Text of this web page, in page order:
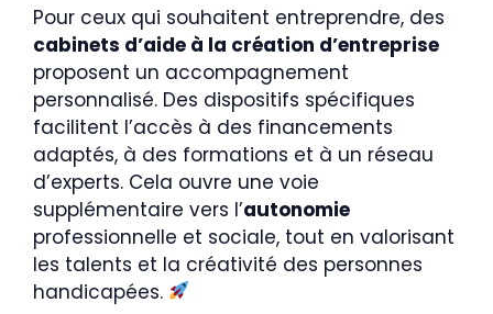
Pour ceux qui souhaitent entreprendre, des
cabinets d’aide à la création d’entreprise
proposent un accompagnement
personnalisé. Des dispositifs spécifiques
facilitent l’accès à des financements
adaptés, à des formations et à un réseau
d’experts. Cela ouvre une voie
supplémentaire vers l’autonomie
professionnelle et sociale, tout en valorisant
les talents et la créativité des personnes
handicapées.